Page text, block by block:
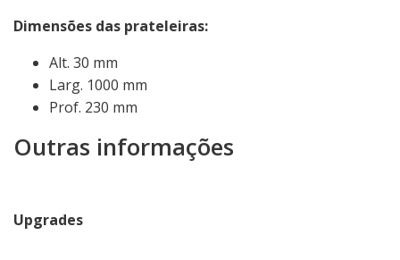
Dimensões das prateleiras:
Alt. 30 mm
Larg. 1000 mm
Prof. 230 mm
Outras informações
Upgrades